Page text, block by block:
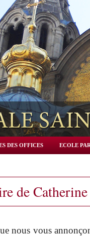
DES OFFICES ECOLE
de
nous vous